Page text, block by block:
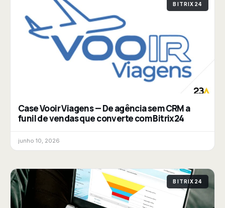
BITRIX24
Case Vooir Viagens — De agência sem CRM a
funil de vendas que converte com Bitrix24
junho 10, 2026
BITRIX24